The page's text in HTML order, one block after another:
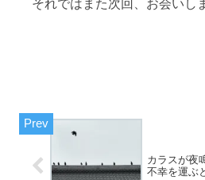
それではまた次回、お会いし
カラスが夜
不幸を運ぶ